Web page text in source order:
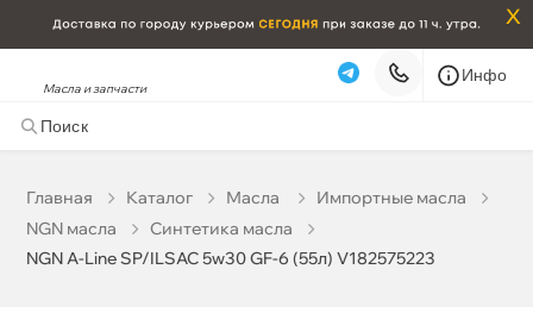
x
Масла и запчасти
Инфо
Главная Катало Масла
Импортные масла
NGN масла
Синтетика масла
NGN A-Line SP/ILSAC 5w30 GF-6 (55л) V182575223
Бесплатная Завтра, 08.08 (при заказе от 2000₽)